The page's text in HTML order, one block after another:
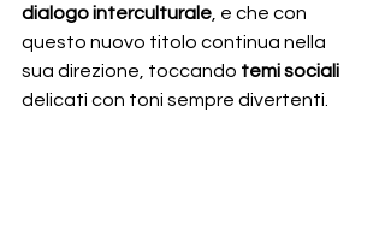
dialogo interculturale , e che con
questo nuovo titolo continua nella
sua direzione, toccando temi sociali
delicati con toni sempre divertenti.